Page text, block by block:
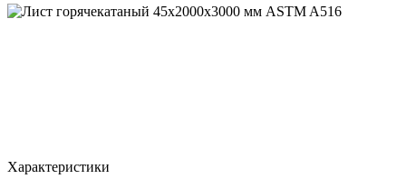
Характеристики